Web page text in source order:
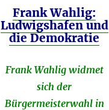
Frank Wahlig:
Ludwigshafen und
die Demokratie
Frank Wahlig widmet
sich der
Bürgermeisterwahl in